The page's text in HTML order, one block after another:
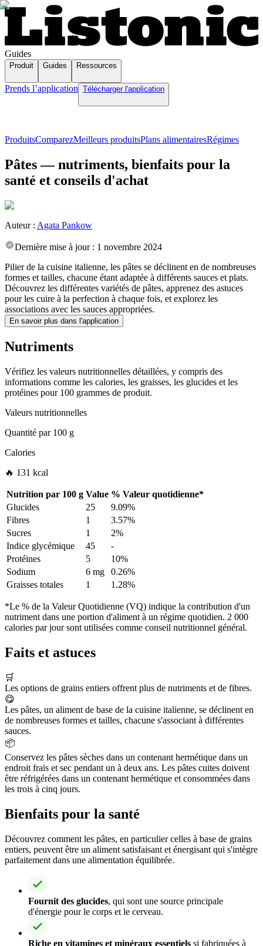
Guides
Produit Guides Ressources
Prends l’application Télécharger l'application
ProduitsComparezMeilleurs produitsPlans alimentairesRégimes
Pâtes — nutriments, bienfaits pour la
santé et conseils d'achat
Auteur : Agata Pankow
Dernière mise à jour : 1 novembre 2024
Pilier de la cuisine italienne, les pâtes se déclinent en de nombreuses
formes et tailles, chacune étant adaptée à différents sauces et plats.
Découvrez les différentes variétés de pâtes, apprenez des astuces
pour les cuire à la perfection à chaque fois, et explorez les
associations avec les sauces appropriées.
En savoir plus dans l'application
Nutriments
Vérifiez les valeurs nutritionnelles détaillées, y compris des
informations comme les calories, les graisses, les glucides et les
protéines pour 100 grammes de produit.
Valeurs nutritionnelles
Quantité par100 g
Calories
🔥 131 kcal
Nutrition par 100 g Value % Valeur quotidienne*
Glucides
25
9.09%
Fibres
1
3.57%
Sucres
1
2%
Indice glycémique
45
-
Protéines
5
10%
Sodium
6 mg
0.26%
Graisses totales
1 1.28%
*Le % de la Valeur Quotidienne (VQ) indique la contribution d'un
nutriment dans une portion d'aliment à un régime quotidien. 2 000
calories par jour sont utilisées comme conseil nutritionnel général.
Faits et astuces
🛒
Les options de grains entiers offrent plus de nutriments et de fibres.
😋
Les pâtes, un aliment de base de la cuisine italienne, se déclinent en
de nombreuses formes et tailles, chacune s'associant à différentes
sauces.
📦
Conservez les pâtes sèches dans un contenant hermétique dans un
endroit frais et sec pendant un à deux ans. Les pâtes cuites doivent
être réfrigérées dans un contenant hermétique et consommées dans
les trois à cinq jours.
Bienfaits pour la santé
Découvrez comment les pâtes, en particulier celles à base de grains
entiers, peuvent être un aliment satisfaisant et énergisant qui s'intègre
parfaitement dans une alimentation équilibrée.
Fournit des glucides, qui sont une source principale
d'énergie pour le corps et le cerveau.
Riche en vitamines et minéraux essentiels si fabriquées à